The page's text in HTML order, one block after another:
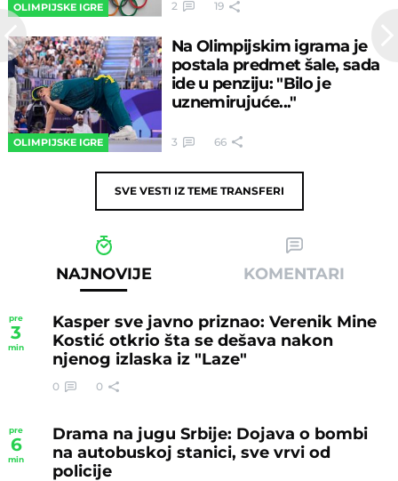
OLIMPIJSKE IGRE 2 19
OLIMPIJSKE IGRE
Na Olimpijskim igrama je
postala predmet šale, sada
ide u penziju: "Bilo je
uznemirujuće..."
3 66
SVE VESTI IZ TEME TRANSFERI
NAJNOVIJE KOMENTARI
pre
3
min
Kasper sve javno priznao: Verenik Mine
Kostić otkrio šta se dešava nakon
njenog izlaska iz "Laze"
0 0
pre
6
min
Drama na jugu Srbije: Dojava o bombi
na autobuskoj stanici, sve vrvi od
policije